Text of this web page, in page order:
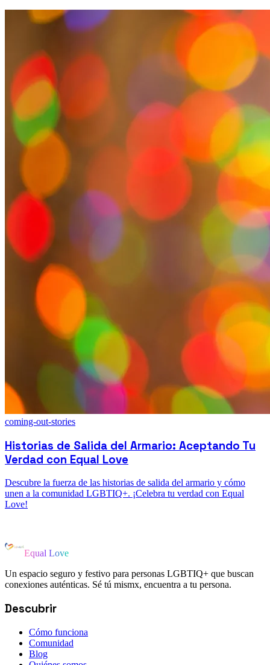
coming-out-stories
Historias de Salida del Armario: Aceptando Tu
Verdad con Equal Love
Descubre la fuerza de las historias de salida del armario y cómo
unen a la comunidad LGBTIQ+. ¡Celebra tu verdad con Equal
Love!
Equal Love
Un espacio seguro y festivo para personas LGBTIQ+ que buscan
conexiones auténticas. Sé tú mismx, encuentra a tu persona.
Descubrir
Cómo funciona
Comunidad
Blog